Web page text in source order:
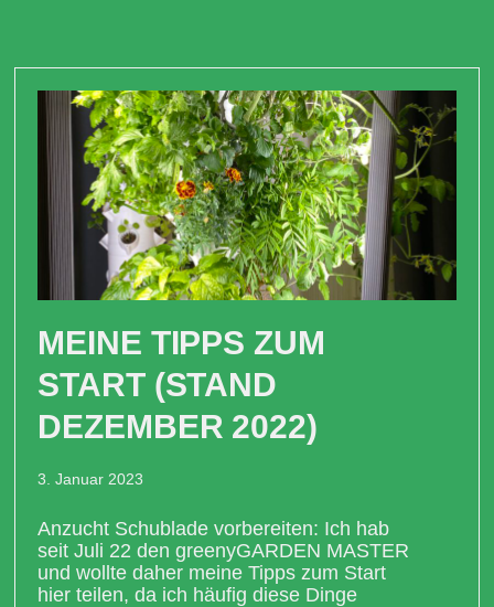
MEINE TIPPS ZUM
START (STAND
DEZEMBER 2022)
3. Januar 2023
Anzucht Schublade vorbereiten: Ich hab
seit Juli 22 den greenyGARDEN MASTER
und wollte daher meine Tipps zum Start
hier teilen, da ich häufig diese Dinge